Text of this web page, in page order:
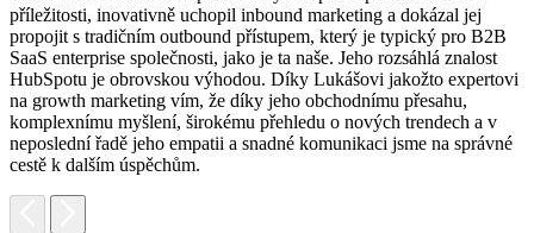
příležitosti, inovativně uchopil inbound marketing a dokázal jej
propojit s tradičním outbound přístupem, který je typický pro B2B
SaaS enterprise společnosti, jako je ta naše. Jeho rozsáhlá znalost
HubSpotu je obrovskou výhodou. Díky Lukášovi jakožto expertovi
na growth marketing vím, že díky jeho obchodnímu přesahu,
komplexnímu myšlení, širokému přehledu o nových trendech a v
neposlední řadě jeho empatii a snadné komunikaci jsme na správné
cestě k dalším úspěchům.